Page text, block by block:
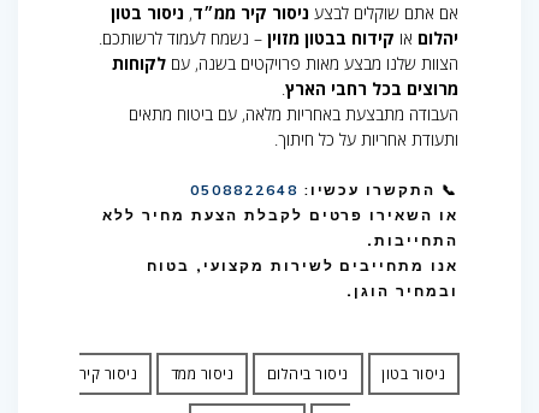
אם אתם שוקלים לבצע ניסור קיר ממ״ד, ניסור בטון
יהלום או קידוח בבטון מזוין – נשמח לעמוד לרשותכם.
הצוות שלנו מבצע מאות פרויקטים בשנה, עם לקוחות
מרוצים בכל רחבי הארץ.
העבודה מתבצעת באחריות מלאה, עם ביטוח מתאים
ותעודת אחריות על כל חיתוך.
📞 התקשרו עכשיו: 0508822648
או השאירו פרטים לקבלת הצעת מחיר ללא
התחייבות.
אנו מתחייבים לשירות מקצועי, בטוח
ובמחיר הוגן.
ניסור בטון ניסור ביהלום ניסור ממד ניסור קיר